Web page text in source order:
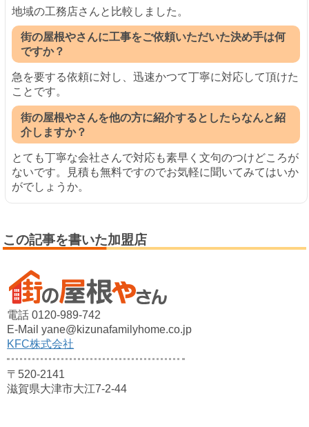
地域の工務店さんと比較しました。
街の屋根やさんに工事をご依頼いただいた決め手は何
ですか？
急を要する依頼に対し、迅速かつて丁寧に対応して頂けた
ことです。
街の屋根やさんを他の方に紹介するとしたらなんと紹
介しますか？
とても丁寧な会社さんで対応も素早く文句のつけどころが
ないです。見積も無料ですのでお気軽に聞いてみてはいか
がでしょうか。
この記事を書いた加盟店
電話 0120-989-742
E-Mail yane@kizunafamilyhome.co.jp
KFC株式会社
〒520-2141
滋賀県大津市大江7-2-44